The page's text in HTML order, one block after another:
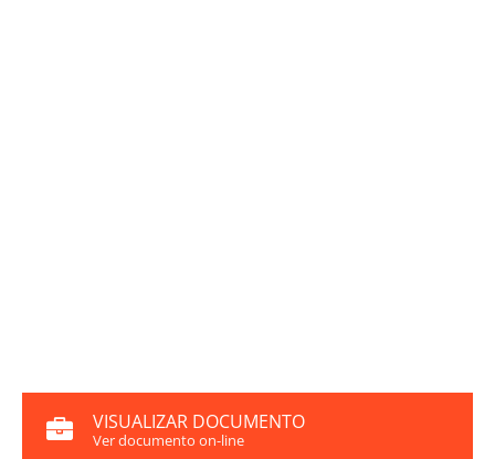
VISUALIZAR DOCUMENTO
Ver documento on-line